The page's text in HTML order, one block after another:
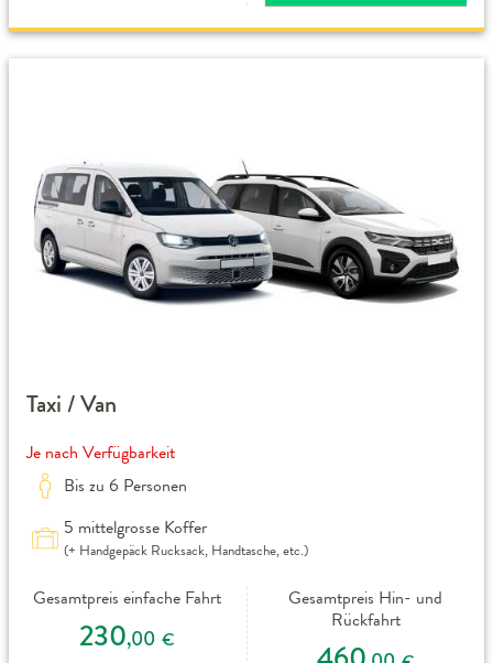
Taxi / Van
Je nach Verfügbarkeit
Bis zu 6 Personen
5 mittelgrosse Koffer
(+ Handgepäck Rucksack, Handtasche, etc.)
Gesamtpreis einfache Fahrt
230,00 €
Gesamtpreis Hin- und
Rückfahrt